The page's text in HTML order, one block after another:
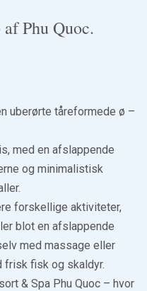
Phu Quoc.
uberørte tåreformede ø –
med en afslappende
og minimalistisk
forskellige aktiviteter,
blot en afslappende
med massage eller
frisk fisk og skaldyr.
& Spa Phu Quoc – hvor